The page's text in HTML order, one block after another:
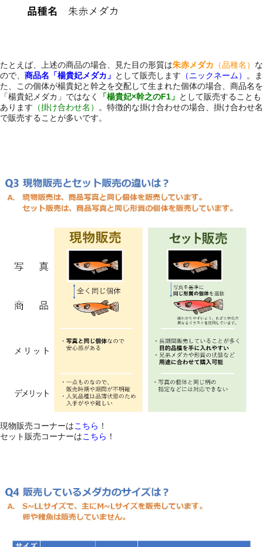
たとえば、上述の商品の場合、見た目の形質は朱赤メダカ （品種名） な
ので、 商品名「楊貴妃メダカ」 として販売します （ニックネーム）
。ま
た、この個体が楊貴妃と幹之を交配して生まれた個体の場合、商品名を
「楊貴妃メダカ」ではなく
「楊貴妃×幹之のF1」 として販売することも
あります （掛け合わせ名）
。特徴的な掛け合わせの場合、掛け合わせ名
で販売することが多いです。
現物販売コーナーはこちら ！
セット販売コーナーはこちら ！